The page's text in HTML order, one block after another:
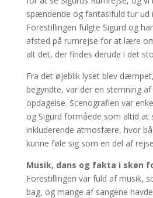
spændende og fantasifuld tur ud
Forestillingen fulgte Sigurd og
afsted på rumrejse for at lære
alt det, der findes derude i det
Fra det øjeblik lyset blev
begyndte, var der en stemning
opdagelse. Scenografien var
og Sigurd formåede som altid at
inkluderende atmosfære, hvor
kunne føle sig som en del af
Musik, dans og fakta i skøn
Forestillingen var fuld af musik,
bag, og mange af sangene